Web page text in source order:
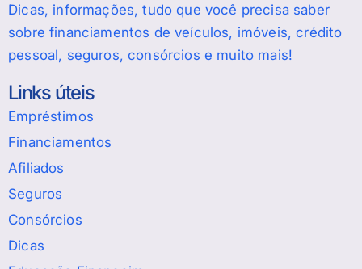
Dicas, informações, tudo que você precisa saber
sobre financiamentos de veículos, imóveis, crédito
pessoal, seguros, consórcios e muito mais!
Links úteis
Empréstimos
Financiamentos
Afiliados
Seguros
Consórcios
Dicas